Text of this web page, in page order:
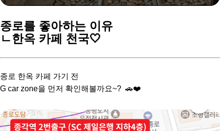
종로를 좋아하는 이유
ㄴ한옥 카페 천국🤍
종로 한옥 카페 가기 전
G car zone을 먼저 확인해볼까요~? 🚗❤️